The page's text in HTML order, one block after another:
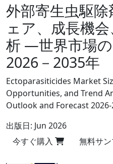
外部寄生虫駆
ェア、成長機
析 ―世界市場
2026－2035年
Ectoparasiticides Market
Opportunities, and Trend
Outlook and Forecast
出版日: Jun 2026
今すぐ購入
無料サ